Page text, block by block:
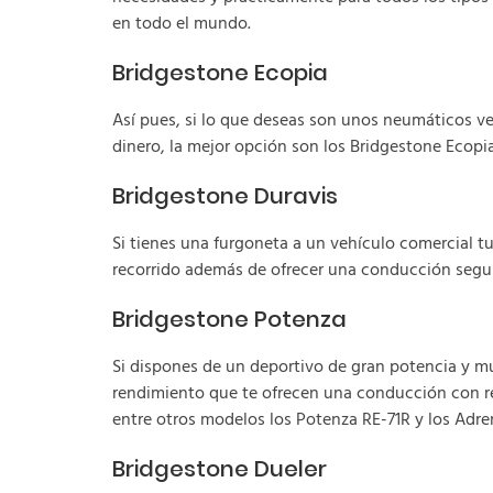
en todo el mundo.
Bridgestone Ecopia
Así pues, si lo que deseas son unos neumáticos
dinero, la mejor opción son los Bridgestone
Bridgestone Duravis
Si tienes una furgoneta a un vehículo comercial
recorrido además de ofrecer una conducción
Bridgestone Potenza
Si dispones de un deportivo de gran potencia y
rendimiento que te ofrecen una conducción con
entre otros modelos los Potenza RE-71R y los
Bridgestone Dueler